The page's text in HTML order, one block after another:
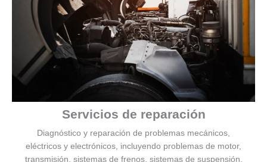
Servicios de reparación
Diagnóstico y reparación de problemas mecánicos,
eléctricos y electrónicos, incluyendo problemas de motor,
transmisión, sistemas de frenos, sistemas de suspensión,